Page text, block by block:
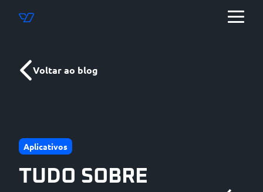
Voltar ao blog
Aplicativos
TUDO SOBRE